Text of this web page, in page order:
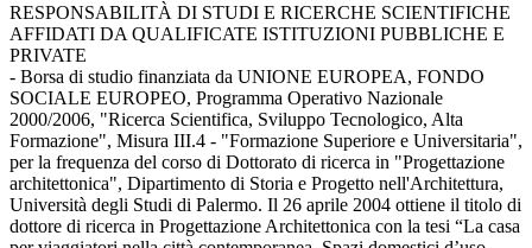
RESPONSABILITÀ DI STUDI E RICERCHE SCIENTIFICHE
AFFIDATI DA QUALIFICATE ISTITUZIONI PUBBLICHE E
PRIVATE
- Borsa di studio finanziata da UNIONE EUROPEA, FONDO
SOCIALE EUROPEO, Programma Operativo Nazionale
2000/2006, "Ricerca Scientifica, Sviluppo Tecnologico, Alta
Formazione", Misura III.4 - "Formazione Superiore e Universitaria",
per la frequenza del corso di Dottorato di ricerca in "Progettazione
architettonica", Dipartimento di Storia e Progetto nell'Architettura,
Università degli Studi di Palermo. Il 26 aprile 2004 ottiene il titolo di
dottore di ricerca in Progettazione Architettonica con la tesi “La casa